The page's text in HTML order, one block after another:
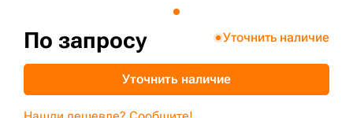
По запросу Уточнить наличие
Уточнить наличие